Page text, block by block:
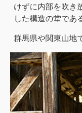
けずに内部を吹き
した構造の堂であ
群馬県や関東山地